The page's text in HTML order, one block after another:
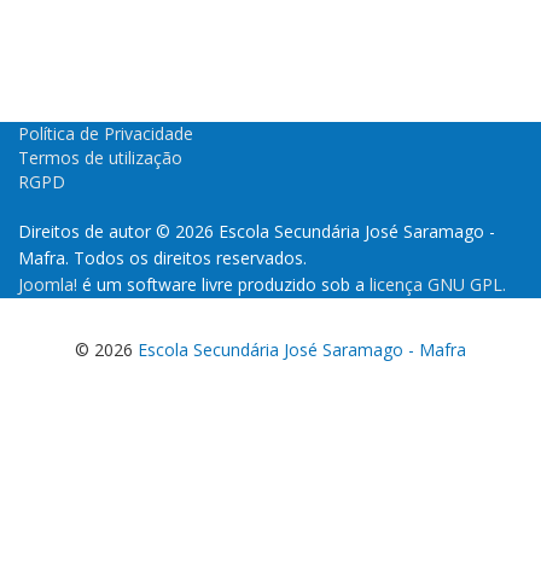
Política de Privacidade
Termos de utilização
RGPD
Direitos de autor © 2026 Escola Secundária José Saramago -
Mafra. Todos os direitos reservados.
Joomla! é um software livre produzido sob a licença GNU GPL.
© 2026 Escola Secundária José Saramago - Mafra